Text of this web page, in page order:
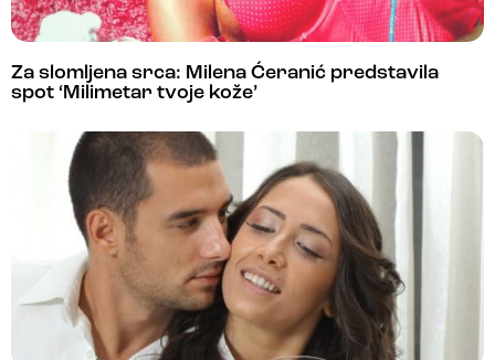
Za slomljena srca: Milena Ćeranić predstavila
spot ‘Milimetar tvoje kože’